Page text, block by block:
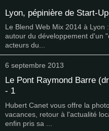
Lyon, pépinière de Start-
Le Blend Web Mix 2014 à
autour du développement d'un
acteurs du...
6 septembre 2013
Le Pont Raymond Barre
- 1
Hubert Canet vous offre la
vacances, retour à l'actualité
enfin pris sa ...